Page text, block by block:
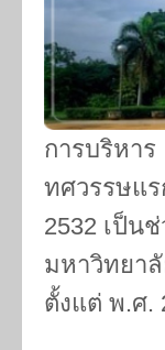
การบริหา
ทศวรรษแ
2532 เป็น
มหาวิทยา
ตั้งแต่ พ.ศ.